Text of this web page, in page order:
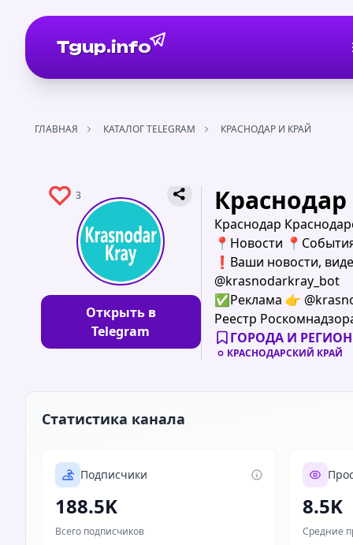
Tgup.info
ГЛАВНАЯ КАТАЛОГ TELEGRAM КРАСНОДАР И КРАЙ
3
Открыть в
Telegram
Краснодар
📍Новости
❗Ваши новости,
@krasnodarkray_bot
✅Реклама 👉
Реестр
ГОРОДА И
КРАСНОДАРСКИЙ КРАЙ
Статистика канала
Подписчики
188.5K
Всего подписчиков
8.5K
Средние